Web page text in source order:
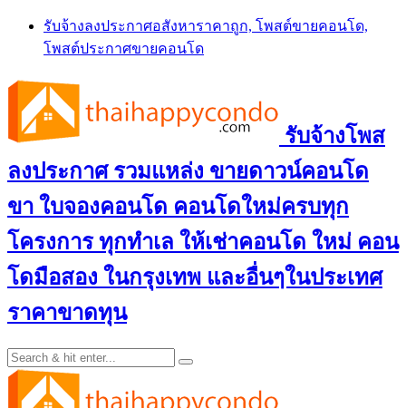
Skip
content
รับจ้างลงประกาศอสังหาราคาถูก, โพสต์ขายคอนโด,
โพสต์ประกาศขายคอนโด
รับจ้างโพส
ลงประกาศ รวมแหล่ง ขายดาวน์คอนโด
ขา ใบจองคอนโด คอนโดใหม่ครบทุก
โครงการ ทุกทำเล ให้เช่าคอนโด ใหม่ คอน
โดมือสอง ในกรุงเทพ และอื่นๆในประเทศ
ราคาขาดทุน